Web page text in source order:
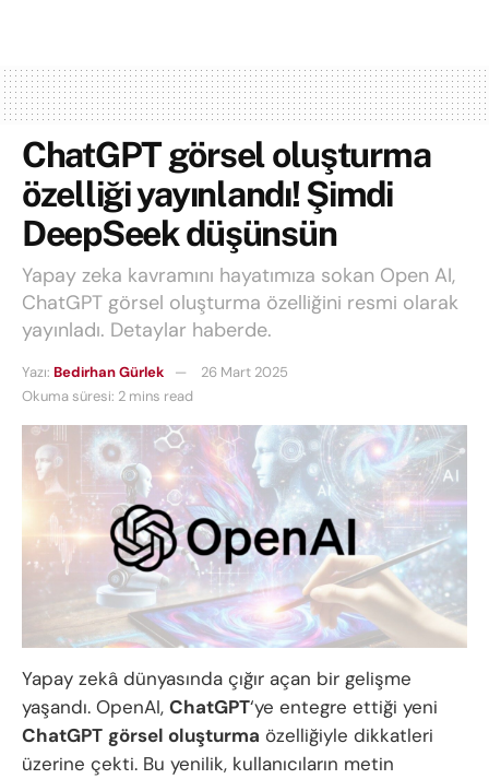
ChatGPT görsel oluşturma
özelliği yayınlandı! Şimdi
DeepSeek düşünsün
Yapay zeka kavramını hayatımıza sokan Open AI,
ChatGPT görsel oluşturma özelliğini resmi olarak
yayınladı. Detaylar haberde.
Yazı: Bedirhan Gürlek
26 Mart 2025
Okuma süresi: 2 mins read
Yapay zekâ dünyasında çığır açan bir gelişme
yaşandı. OpenAI, ChatGPT‘ye entegre ettiği yeni
ChatGPT görsel oluşturma özelliğiyle dikkatleri
üzerine çekti. Bu yenilik, kullanıcıların metin